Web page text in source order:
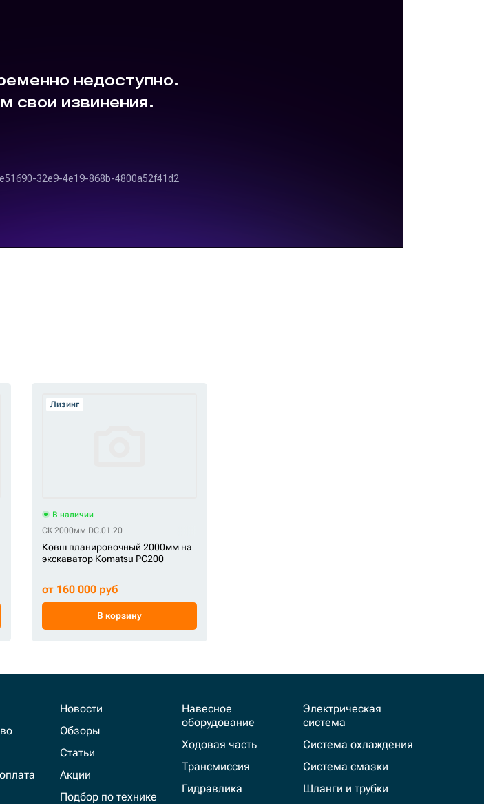
Лизинг
В наличии
СК 2000мм DC.01.20
Ковш планировочный 2000мм на
экскаватор Komatsu PC200
от 160 000 руб
В корзину
Новости
Обзоры
Статьи
Акции
Подбор по технике
Навесное
оборудование
Ходовая часть
Трансмиссия
Гидравлика
Электрическая
система
Система охлаждения
Система смазки
Шланги и трубки